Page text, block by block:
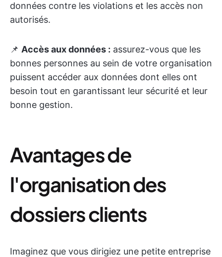
données contre les violations et les accès non
autorisés.
📌 Accès aux données : assurez-vous que les
bonnes personnes au sein de votre organisation
puissent accéder aux données dont elles ont
besoin tout en garantissant leur sécurité et leur
bonne gestion.
Avantages de
l'organisation des
dossiers clients
Imaginez que vous dirigiez une petite entreprise